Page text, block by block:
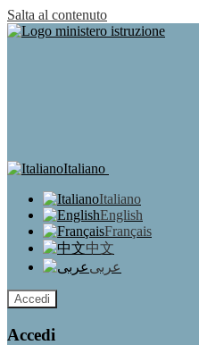
Salta al contenuto
Italiano
Italiano
English
Français
中文
عربى
Accedi
Accedi